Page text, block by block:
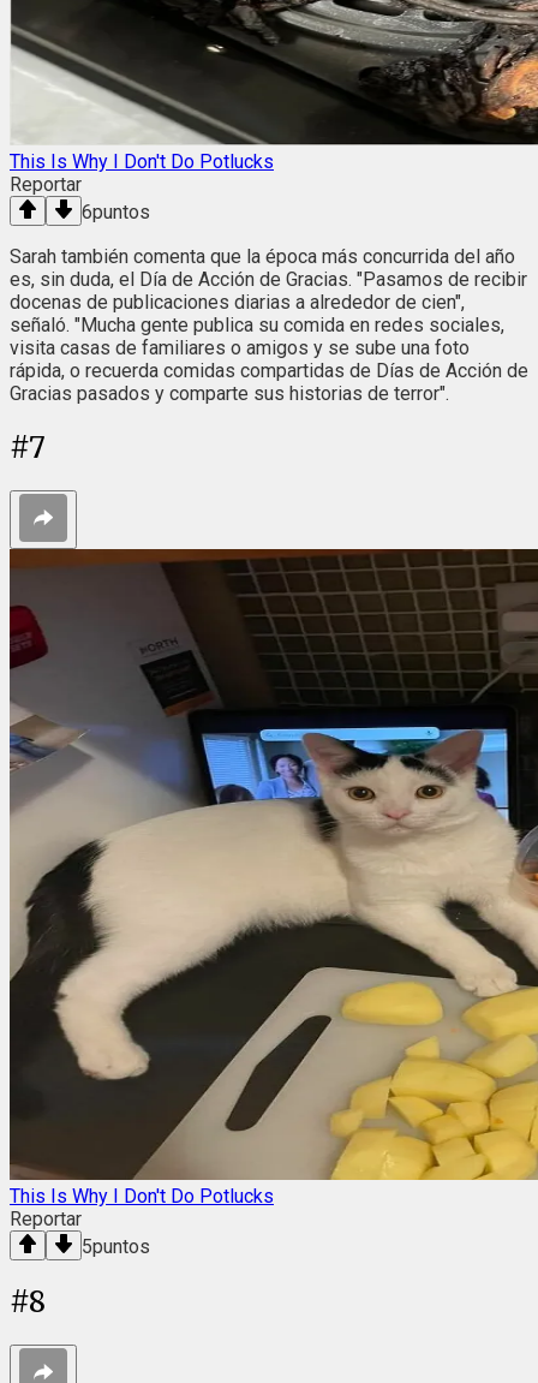
This Is Why I Don't Do Potlucks
Reportar
6puntos
Sarah también comenta que la época más concurrida del año
es, sin duda, el Día de Acción de Gracias. "Pasamos de recibir
docenas de publicaciones diarias a alrededor de cien",
señaló. "Mucha gente publica su comida en redes sociales,
visita casas de familiares o amigos y se sube una foto
rápida, o recuerda comidas compartidas de Días de Acción de
Gracias pasados ​​y comparte sus historias de terror".
#7
This Is Why I Don't Do Potlucks
Reportar
5puntos
#8